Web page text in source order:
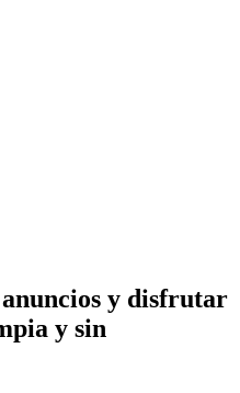
y disfrutar
y sin